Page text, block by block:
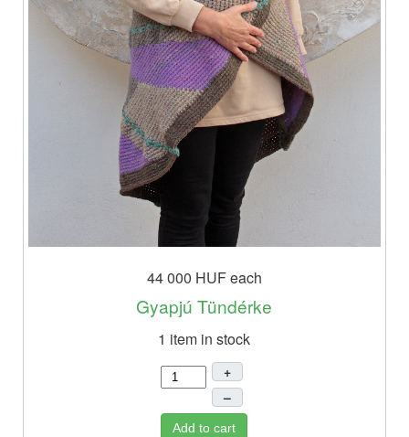
44 000 HUFeach
Gyapjú Tündérke
1 item in stock
+
–
Add to cart